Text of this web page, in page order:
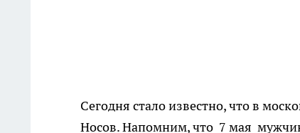
Сегодня стало известно, что в
Носов. Напомним, что 7 мая